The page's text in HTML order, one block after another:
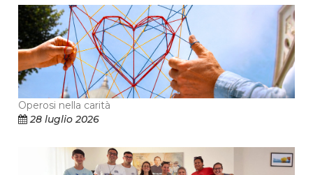
Operosi nella carità
28 luglio 2026